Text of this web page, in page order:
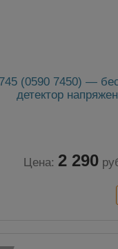
(0590 7450) —
детектор
Цена: 2 290